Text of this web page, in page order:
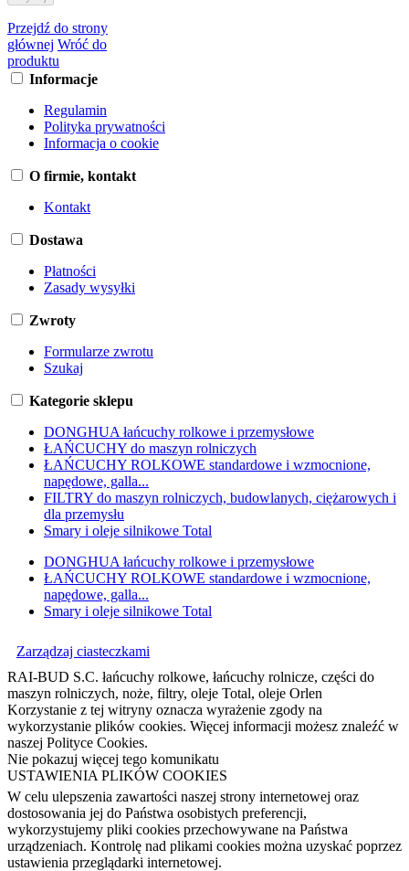
Przejdź do strony
głównej Wróć do
produktu
Informacje
Regulamin
Polityka prywatności
Informacja o cookie
O firmie, kontakt
Kontakt
Dostawa
Płatności
Zasady wysyłki
Zwroty
Formularze zwrotu
Szukaj
Kategorie sklepu
DONGHUA łańcuchy rolkowe i przemysłowe
ŁAŃCUCHY do maszyn rolniczych
ŁAŃCUCHY ROLKOWE standardowe i wzmocnione,
napędowe, galla...
FILTRY do maszyn rolniczych, budowlanych, ciężarowych i
dla przemysłu
Smary i oleje silnikowe Total
DONGHUA łańcuchy rolkowe i przemysłowe
ŁAŃCUCHY ROLKOWE standardowe i wzmocnione,
napędowe, galla...
Smary i oleje silnikowe Total
Zarządzaj ciasteczkami
RAI-BUD S.C. łańcuchy rolkowe, łańcuchy rolnicze, części do
maszyn rolniczych, noże, filtry, oleje Total, oleje Orlen
Korzystanie z tej witryny oznacza wyrażenie zgody na
wykorzystanie plików cookies. Więcej informacji możesz znaleźć w
naszej Polityce Cookies.
Nie pokazuj więcej tego komunikatu
USTAWIENIA PLIKÓW COOKIES
W celu ulepszenia zawartości naszej strony internetowej oraz
dostosowania jej do Państwa osobistych preferencji,
wykorzystujemy pliki cookies przechowywane na Państwa
urządzeniach. Kontrolę nad plikami cookies można uzyskać poprzez
ustawienia przeglądarki internetowej.